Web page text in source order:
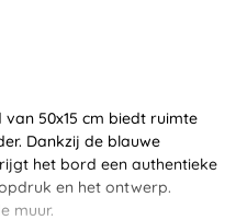
50x15 cm biedt ruimte
Dankzij de blauwe
het bord een authentieke
en het ontwerp.
muur.